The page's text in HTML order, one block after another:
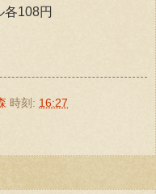
108円
時刻: 16:27